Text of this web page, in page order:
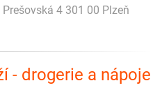
4 301 00 Plzeň
- drogerie a nápoje